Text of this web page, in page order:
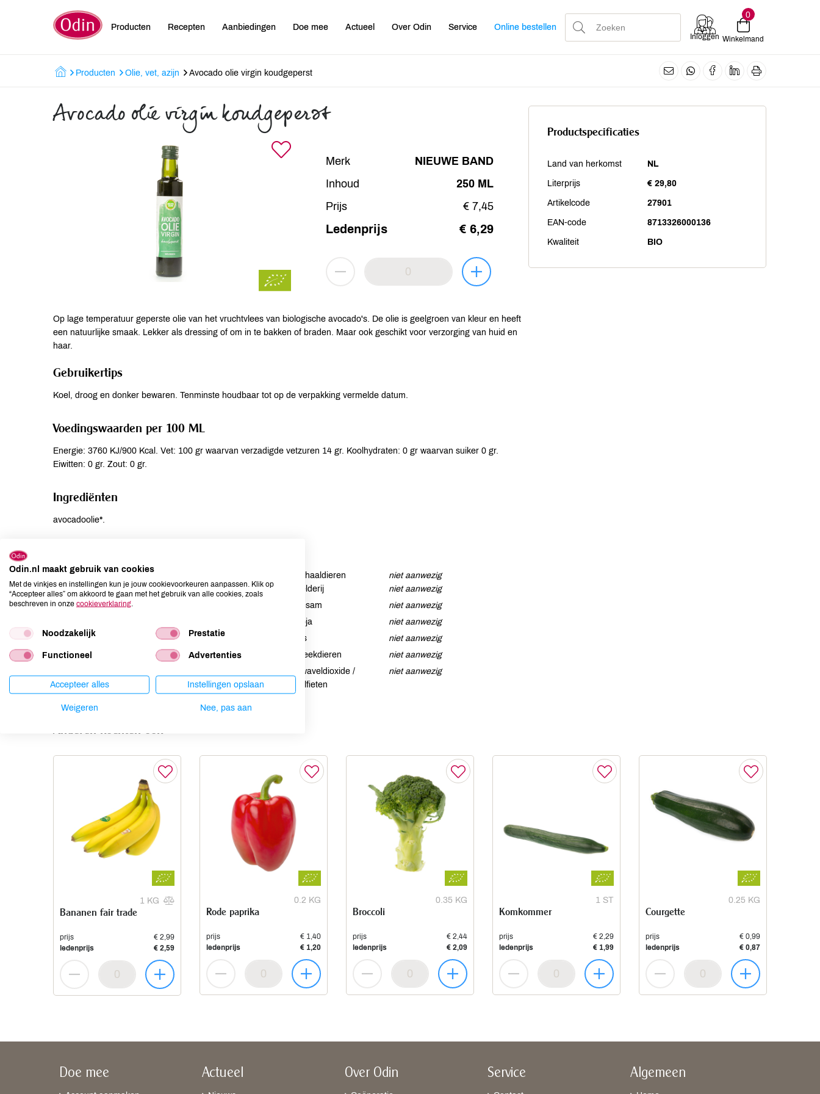
Producten Recepten Aanbiedingen Doe mee Actueel Over Odin Service Online bestellen
Inloggen
0
Winkelmand
Producten Olie, vet, azijn Avocado olie virgin koudgeperst
Avocado olie virgin koudgeperst
Merk
NIEUWE BAND
Inhoud
250 ML
Prijs
€ 7,45
Ledenprijs € 6,29
Op lage temperatuur geperste olie van het vruchtvlees van biologische avocado's. De olie is geelgroen van kleur en heeft
een natuurlijke smaak. Lekker als dressing of om in te bakken of braden. Maar ook geschikt voor verzorging van huid en
haar.
Gebruikertips
Koel, droog en donker bewaren. Tenminste houdbaar tot op de verpakking vermelde datum.
Voedingswaarden per 100 ML
Energie: 3760 KJ/900 Kcal. Vet: 100 gr waarvan verzadigde vetzuren 14 gr. Koolhydraten: 0 gr waarvan suiker 0 gr.
Eiwitten: 0 gr. Zout: 0 gr.
Ingrediënten
avocadoolie*.
Aardnoten
Ei
niet aanwezig
Gluten
niet aanwezig
niet aanwezig
Mosterd
niet aanwezig
Noten
niet aanwezig
Schaaldieren
niet aanwezig
Selderij
niet aanwezig
Sesam
niet aanwezig
Soja
niet aanwezig
Vis
niet aanwezig
Weekdieren
niet aanwezig
Zwaveldioxide /
sulfieten
niet aanwezig
Productspecificaties
Land van herkomst NL
Literprijs € 29,80
Artikelcode 27901
EAN-code 8713326000136
Kwaliteit BIO
Anderen kochten ook
1 KG
Bananen fair trade
prijs
€ 2,99
ledenprijs
€ 2,59
0.2 KG
Rode paprika
prijs
€ 1,40
ledenprijs
€ 1,20
0.35 KG
Broccoli
prijs
€ 2,44
ledenprijs
€ 2,09
1 ST
Komkommer
prijs
€ 2,29
ledenprijs
€ 1,99
0.25 KG
Courgette
prijs
€ 0,99
ledenprijs
€ 0,87
Doe mee Actueel Over Odin Service Algemeen
Odin.nl maakt gebruik van cookies
Met de vinkjes en instellingen kun je jouw cookievoorkeuren aanpassen. Klik op
“Accepteer alles” om akkoord te gaan met het gebruik van alle cookies, zoals
beschreven in onze cookieverklaring
Noodzakelijk Prestatie
Functioneel Advertenties
Accepteer alles Instellingen opslaan
Weigeren Nee, pas aan